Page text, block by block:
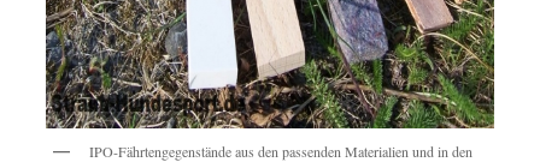
IPO-Fährtengegenstände aus den passenden Materialien und in den